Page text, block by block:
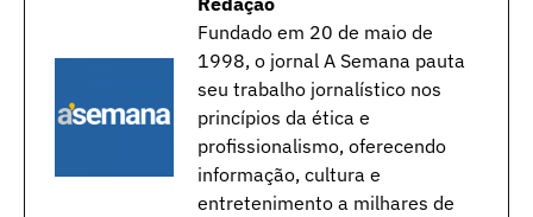
Fundado em 20 de maio de
1998, o jornal A Semana pauta
seu trabalho jornalístico nos
princípios da ética e
profissionalismo, oferecendo
informação, cultura e
entretenimento a milhares de